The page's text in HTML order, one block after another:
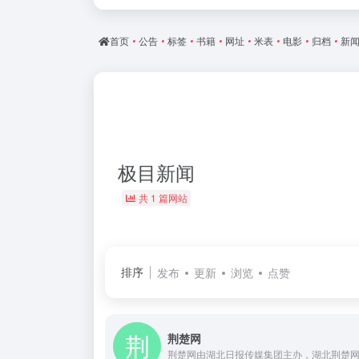
首页 • 公告 • 标签 • 书籍 • 网址 • 米表 • 电影 • 归档 • 新闻
极目新闻
共 1 篇网站
排序 发布 更新 浏览 点赞
荆楚网